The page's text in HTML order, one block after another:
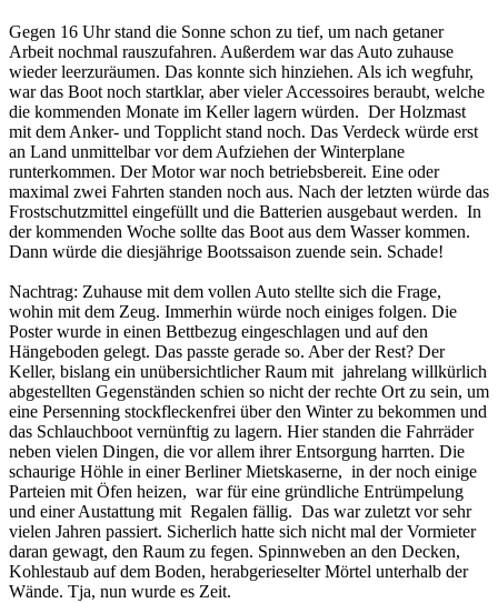
Gegen 16 Uhr stand die Sonne schon zu tief, um nach getaner
Arbeit nochmal rauszufahren. Außerdem war das Auto zuhause
wieder leerzuräumen. Das konnte sich hinziehen. Als ich wegfuhr,
war das Boot noch startklar, aber vieler Accessoires beraubt, welche
die kommenden Monate im Keller lagern würden. Der Holzmast
mit dem Anker- und Topplicht stand noch. Das Verdeck würde erst
an Land unmittelbar vor dem Aufziehen der Winterplane
runterkommen. Der Motor war noch betriebsbereit. Eine oder
maximal zwei Fahrten standen noch aus. Nach der letzten würde das
Frostschutzmittel eingefüllt und die Batterien ausgebaut werden. In
der kommenden Woche sollte das Boot aus dem Wasser kommen.
Dann würde die diesjährige Bootssaison zuende sein. Schade!
Nachtrag: Zuhause mit dem vollen Auto stellte sich die Frage,
wohin mit dem Zeug. Immerhin würde noch einiges folgen. Die
Poster wurde in einen Bettbezug eingeschlagen und auf den
Hängeboden gelegt. Das passte gerade so. Aber der Rest? Der
Keller, bislang ein unübersichtlicher Raum mit jahrelang willkürlich
abgestellten Gegenständen schien so nicht der rechte Ort zu sein, um
eine Persenning stockfleckenfrei über den Winter zu bekommen und
das Schlauchboot vernünftig zu lagern. Hier standen die Fahrräder
neben vielen Dingen, die vor allem ihrer Entsorgung harrten. Die
schaurige Höhle in einer Berliner Mietskaserne, in der noch einige
Parteien mit Öfen heizen, war für eine gründliche Entrümpelung
und einer Austattung mit Regalen fällig. Das war zuletzt vor sehr
vielen Jahren passiert. Sicherlich hatte sich nicht mal der Vormieter
daran gewagt, den Raum zu fegen. Spinnweben an den Decken,
Kohlestaub auf dem Boden, herabgerieselter Mörtel unterhalb der
Wände. Tja, nun wurde es Zeit.